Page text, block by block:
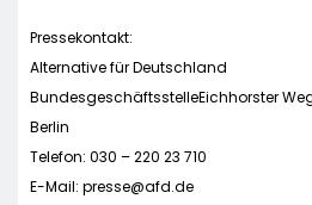
Pressekontakt:
Alternative für Deutschland
BundesgeschäftsstelleEichhorster
Berlin
Telefon: 030 – 220 23 710
E-Mail: presse@afd.de